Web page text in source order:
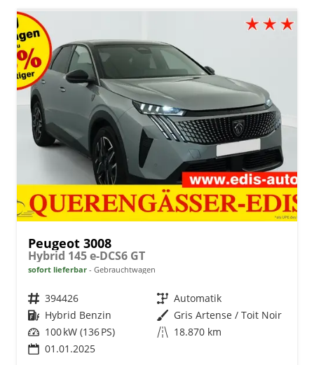
Peugeot 3008
Hybrid 145 e-DCS6 GT
sofort lieferbar Gebrauchtwagen
Fahrzeugnr. 394426 Getriebe Automatik
Kraftstoff Hybrid Benzin Außenfarbe Gris Artense / Toit Noir
Leistung 100 kW (136 PS) Kilometerstand 18.870 km
01.01.2025